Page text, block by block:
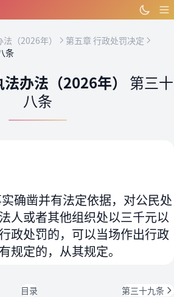
（2026年）
第五章 行政处罚决定
条
办法（2026年） 第三十
八条
确凿并有法定依据，对公民处
人或者其他组织处以三千元以
政处罚的，可以当场作出行政
规定的，从其规定。
目录 第三十九条